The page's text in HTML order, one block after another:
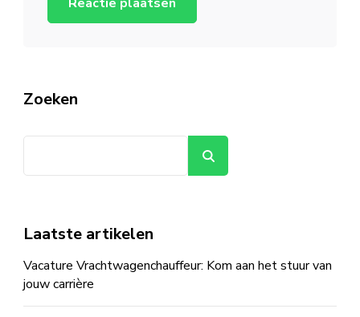
Zoeken
Laatste artikelen
Vacature Vrachtwagenchauffeur: Kom aan het stuur van
jouw carrière